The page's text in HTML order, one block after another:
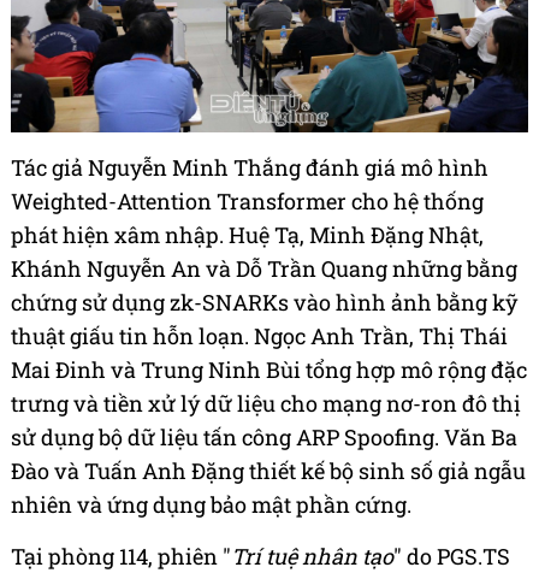
Tác giả Nguyễn Minh Thắng đánh giá mô hình
Weighted-Attention Transformer cho hệ thống
phát hiện xâm nhập. Huệ Tạ, Minh Đặng Nhật,
Khánh Nguyễn An và Dỗ Trần Quang những bằng
chứng sử dụng zk-SNARKs vào hình ảnh bằng kỹ
thuật giấu tin hỗn loạn. Ngọc Anh Trần, Thị Thái
Mai Đinh và Trung Ninh Bùi tổng hợp mô rộng đặc
trưng và tiền xử lý dữ liệu cho mạng nơ-ron đô thị
sử dụng bộ dữ liệu tấn công ARP Spoofing. Văn Ba
Đào và Tuấn Anh Đặng thiết kế bộ sinh số giả ngẫu
nhiên và ứng dụng bảo mật phần cứng.
Tại phòng 114, phiên "Trí tuệ nhân tạo" do PGS.TS